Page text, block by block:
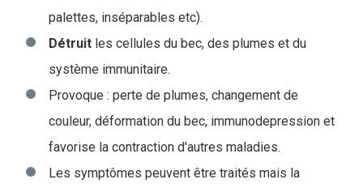
palettes, inséparables etc).
Détruit les cellules du bec, des plumes et du
système immunitaire.
Provoque : perte de plumes, changement de
couleur, déformation du bec, immunodepression et
favorise la contraction d'autres maladies.
Les symptômes peuvent être traités mais la